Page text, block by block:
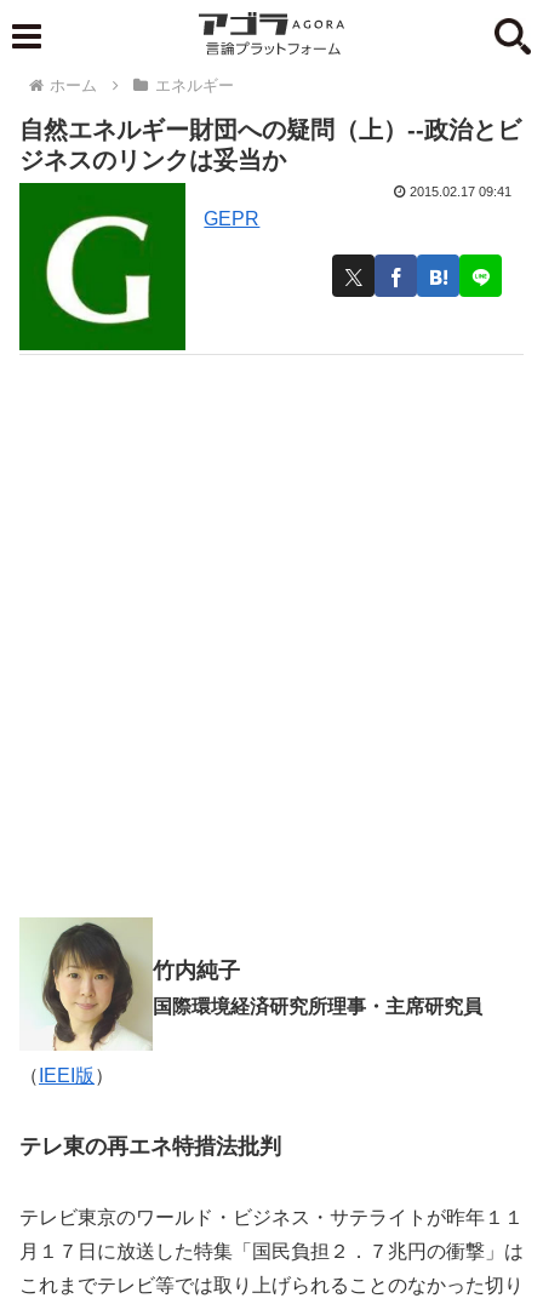
ホーム エネルギー
自然エネルギー財団への疑問（上）--政治とビ
ジネスのリンクは妥当か
GEPR
2015.02.17 09:41
竹内純子
国際環境経済研究所理事・主席研究員
（ IEEI版 ）
テレ東の再エネ特措法批判
テレビ東京のワールド・ビジネス・サテライトが昨年１１
月１７日に放送した特集「国民負担２．７兆円の衝撃」は
これまでテレビ等では取り上げられることのなかった切り